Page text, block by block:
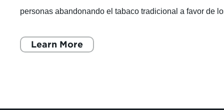
personas abandonando el tabaco tradicional a favor de
Learn More